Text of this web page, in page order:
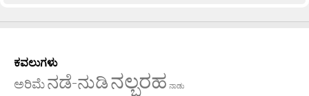
ಕವಲುಗಳು
ಅರಿಮೆನಡೆ-ನುಡಿನಲ್ಬರಹ ನಾಡು